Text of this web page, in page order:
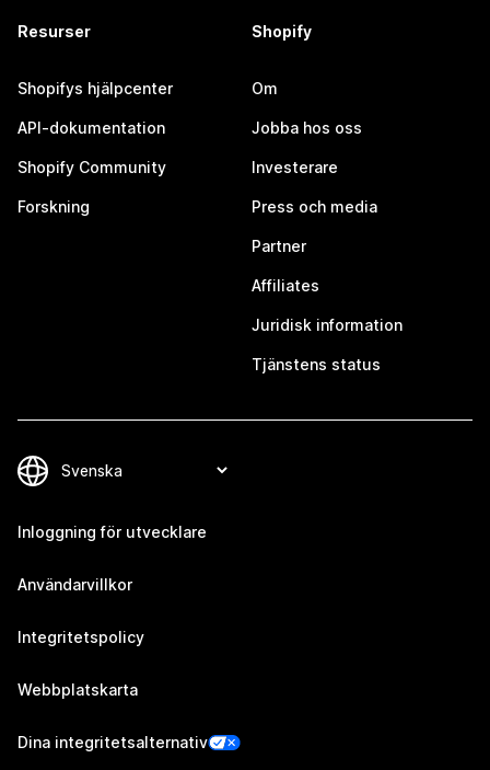
Resurser
Shopifys hjälpcenter
API-dokumentation
Shopify Community
Forskning
Shopify
Om
Jobba hos oss
Investerare
Press och media
Partner
Affiliates
Juridisk information
Tjänstens status
Inloggning för utvecklare
Användarvillkor
Integritetspolicy
Webbplatskarta
Dina integritetsalternativ